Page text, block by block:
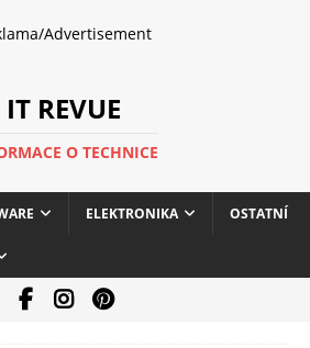
Advertisement
IT REVUE
O TECHNICE
ELEKTRONIKA OSTATNÍ